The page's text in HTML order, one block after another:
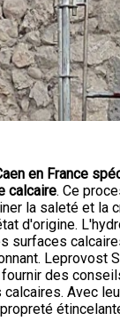
en France
calcaire. Ce
la saleté et la
d'origine.
surfaces
Leprovost
des
Avec